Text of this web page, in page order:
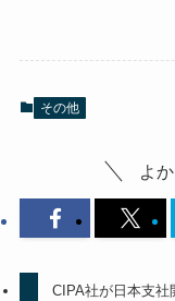
その他
よ
CIPA社が日本支社